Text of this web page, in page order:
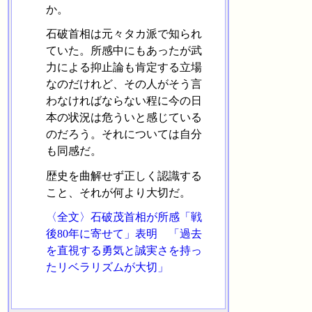
か。
石破首相は元々タカ派で知られ
ていた。所感中にもあったが武
力による抑止論も肯定する立場
なのだけれど、その人がそう言
わなければならない程に今の日
本の状況は危ういと感じている
のだろう。それについては自分
も同感だ。
歴史を曲解せず正しく認識する
こと、それが何より大切だ。
〈全文〉石破茂首相が所感「戦
後80年に寄せて」表明 「過去
を直視する勇気と誠実さを持っ
たリベラリズムが大切」